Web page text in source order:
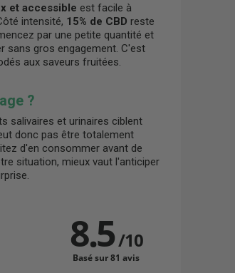
et accessible est facile à
intensité, 15% de CBD reste
par une petite quantité et
sans gros engagement. C'est
aux saveurs fruitées.
?
salivaires et urinaires ciblent
donc pas être totalement
d'en consommer avant de
situation, mieux vaut l'anticiper
8.5/10
Basé sur 81 avis